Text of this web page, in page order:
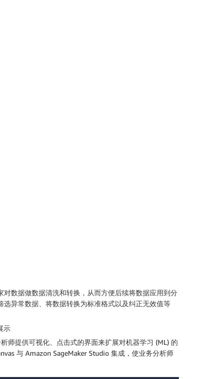
数据做数据清洗和转换，从而方便后续将数据应用到分
异常数据、将数据转换为标准格式以及纠正无效值等
示
师提供可视化、点击式的界面来扩展对机器学习 (ML) 的
与 Amazon SageMaker Studio 集成，使业务分析师